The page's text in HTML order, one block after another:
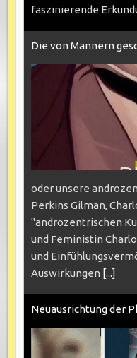
faszinierende
Die von Männern
oder unsere
Perkins Gilman,
"androzentrischen
und Feministin
und
Auswirkungen [...]
Neuausrichtung der